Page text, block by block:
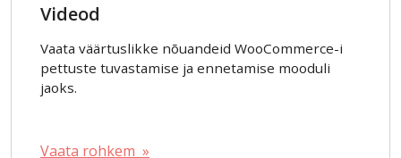
Videod
Vaata väärtuslikke nõuandeid WooCommerce-i
pettuste tuvastamise ja ennetamise mooduli
jaoks.
Vaata rohkem »